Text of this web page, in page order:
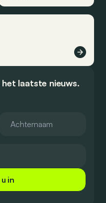
laatste nieuws.
in